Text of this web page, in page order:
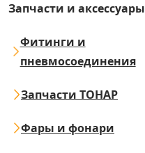
Запчасти и аксессуары
Фитинги и
пневмосоединения
Запчасти ТОНАР
Фары и фонари